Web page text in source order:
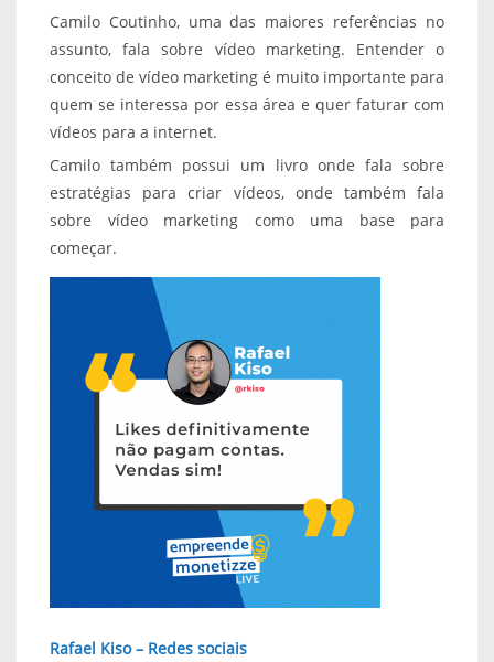
Camilo Coutinho, uma das maiores referências no
assunto, fala sobre vídeo marketing. Entender o
conceito de vídeo marketing é muito importante para
quem se interessa por essa área e quer faturar com
vídeos para a internet.
Camilo também possui um livro onde fala sobre
estratégias para criar vídeos, onde também fala
sobre vídeo marketing como uma base para
começar.
Rafael Kiso – Redes sociais